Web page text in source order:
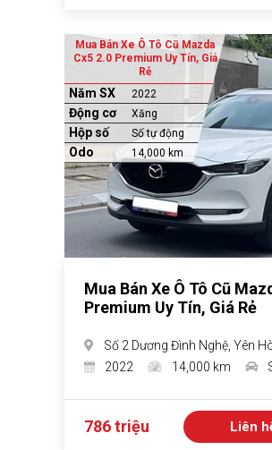
Mua Bán Xe Ô Tô Cũ Mazda
Cx5 2.0 Premium Uy Tín, Giá
Rẻ
Năm SX 2022
Động cơ Xăng
Hộp số Số tự động
Odo 14,000 km
Mua Bán Xe Ô Tô Cũ
Premium Uy Tín, Giá Rẻ
Số 2 Dương Đình Nghệ, Yên
2022
14,000 km
786 triệu Liên